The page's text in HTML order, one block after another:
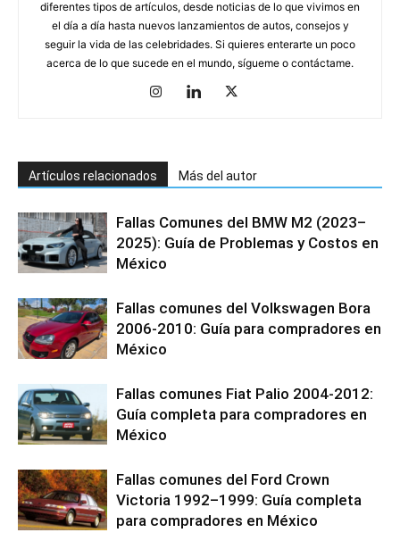
diferentes tipos de artículos, desde noticias de lo que vivimos en
el día a día hasta nuevos lanzamientos de autos, consejos y
seguir la vida de las celebridades. Si quieres enterarte un poco
acerca de lo que sucede en el mundo, sígueme o contáctame.
Artículos relacionados Más del autor
Fallas Comunes del BMW M2 (2023–
2025): Guía de Problemas y Costos en
México
Fallas comunes del Volkswagen Bora
2006-2010: Guía para compradores en
México
Fallas comunes Fiat Palio 2004-2012:
Guía completa para compradores en
México
Fallas comunes del Ford Crown
Victoria 1992–1999: Guía completa
para compradores en México